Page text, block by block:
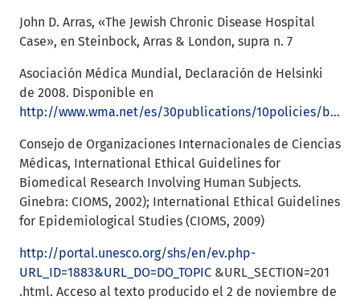
John D. Arras, «The Jewish Chronic Disease Hospital
Case», en Steinbock, Arras & London, supra n. 7
Asociación Médica Mundial, Declaración de Helsinki
de 2008. Disponible en
http://www.wma.net/es/30publications/10policies/b3/index.html
Consejo de Organizaciones Internacionales de Ciencias
Médicas, International Ethical Guidelines for
Biomedical Research Involving Human Subjects.
Ginebra: CIOMS, 2002); International Ethical Guidelines
for Epidemiological Studies (CIOMS, 2009)
http://portal.unesco.org/shs/en/ev.php-
URL_ID=1883&URL_DO=DO_TOPIC &URL_SECTION=201
.html. Acceso al texto producido el 2 de noviembre de